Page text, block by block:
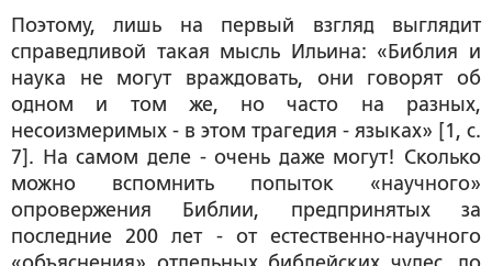
Поэтому, лишь на первый взгляд выглядит
справедливой такая мысль Ильина: «Библия и
наука не могут враждовать, они говорят об
одном и том же, но часто на разных,
несоизмеримых - в этом трагедия - языках» [1, с.
7]. На самом деле - очень даже могут! Сколько
можно вспомнить попыток «научного»
опровержения Библии, предпринятых за
последние 200 лет - от естественно-научного